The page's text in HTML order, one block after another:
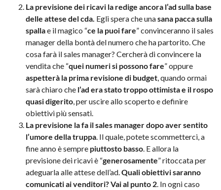
La previsione dei ricavi la redige ancora l’ad sulla base
delle attese del cda. Egli spera che unasana pacca sulla
spallae il magico “ce la puoi fare” convinceranno il sales
manager della bontà del numero che ha partorito. Che
cosa farà il sales manager? Cercherà di convincere la
vendita che “quei numeri si possono fare” oppure
aspetterà la prima revisione di budget , quando ormai
sarà chiaro che l’ad era stato troppo ottimista e il rospo
quasi digerito , per uscire allo scoperto e definire
obiettivi più sensati.
La previsione la fa il sales manager dopo aver sentito
l’umore della truppa . Il quale, potete scommetterci, a
fine anno è sempre piuttosto basso . E allora la
previsione dei ricavi è “generosamente” ritoccata per
adeguarla alle attese dell’ad.Quali obiettivi saranno
comunicati ai venditori? Vai al punto 2 . In ogni caso